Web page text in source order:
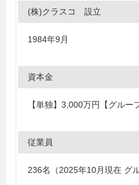
(株)クラスコ 設立
1984年9月
資本金
【単独】3,000万円【グルー
従業員
236名（2025年10月現在 グ